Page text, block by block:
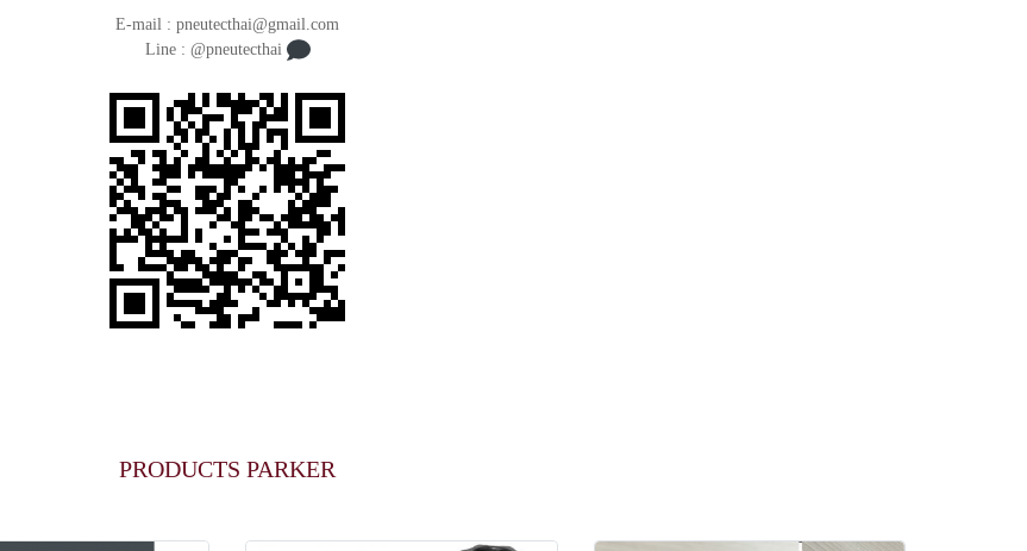
E-mail : pneutecthai@gmail.com
Line : @pneutecthai
PRODUCTS PARKER